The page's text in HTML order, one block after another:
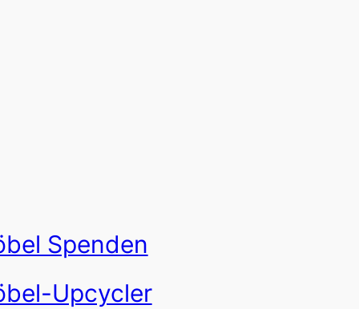
Spenden
Upcycler